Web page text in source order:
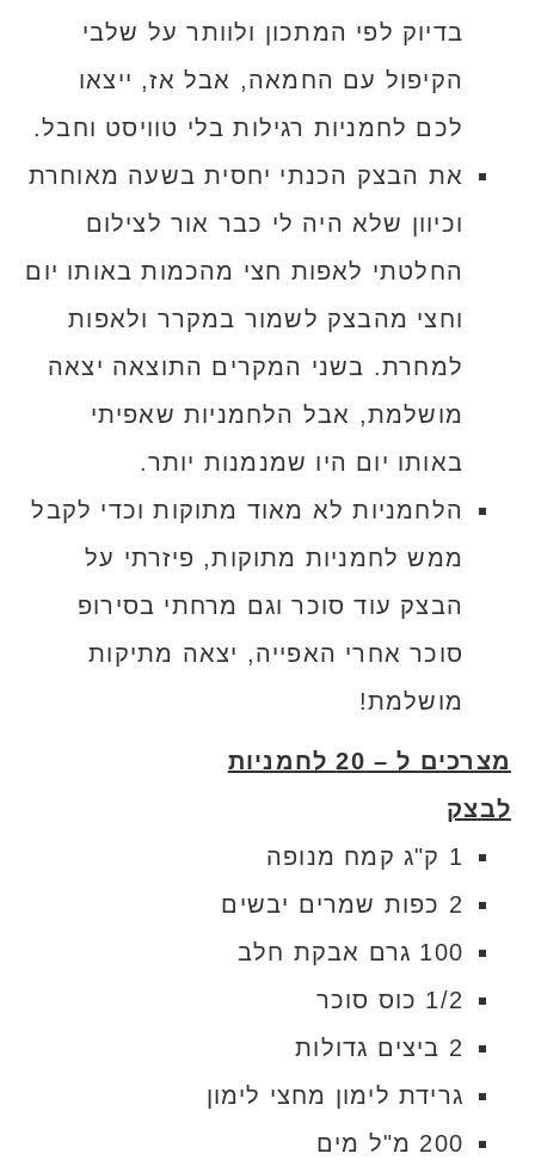
בדיוק לפי המתכון ולוותר על שלבי
הקיפול עם החמאה, אבל אז, ייצאו
לכם לחמניות רגילות בלי טוויסט וחבל.
את הבצק הכנתי יחסית בשעה מאוחרת
וכיוון שלא היה לי כבר אור לצילום
החלטתי לאפות חצי מהכמות באותו יום
וחצי מהבצק לשמור במקרר ולאפות
למחרת. בשני המקרים התוצאה יצאה
מושלמת, אבל הלחמניות שאפיתי
באותו יום היו שמנמנות יותר.
הלחמניות לא מאוד מתוקות וכדי לקבל
ממש לחמניות מתוקות, פיזרתי על
הבצק עוד סוכר וגם מרחתי בסירופ
סוכר אחרי האפייה, יצאה מתיקות
מושלמת!
מצרכים ל – 20 לחמניות
לבצק
1 ק"ג קמח מנופה
2 כפות שמרים יבשים
100 גרם אבקת חלב
1/2 כוס סוכר
2 ביצים גדולות
גרידת לימון מחצי לימון
200 מ"ל מים